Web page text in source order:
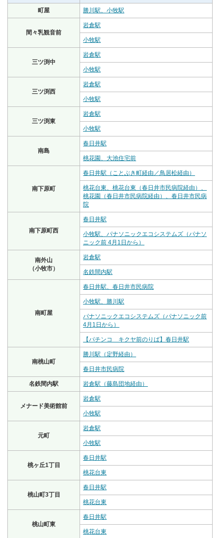
町屋 勝川駅、小牧駅
間々乳観音前
岩倉駅
小牧駅
三ツ渕中
岩倉駅
小牧駅
三ツ渕西
岩倉駅
小牧駅
三ツ渕東
岩倉駅
小牧駅
南島
春日井駅
桃花園、大池住宅前
南下原町
春日井駅（ことぶき町経由／鳥居松経由）
桃花台東、桃花台東（春日井市民病院経由）、
桃花園（春日井市民病院経由）、春日井市民病
院
南下原町西
春日井駅
小牧駅、パナソニックエコシステムズ（パナソ
ニック前 4月1日から）
南外山
（小牧市）
岩倉駅
名鉄間内駅
南町屋
春日井駅、春日井市民病院
小牧駅、勝川駅
パナソニックエコシステムズ（パナソニック前
4月1日から）
【パチンコ キクヤ前のりば】春日井駅
南桃山町
勝川駅（定野経由）
春日井市民病院
名鉄間内駅 岩倉駅（藤島団地経由）
メナード美術館前
岩倉駅
小牧駅
元町
岩倉駅
小牧駅
桃ヶ丘1丁目
春日井駅
桃花台東
桃山町3丁目
春日井駅
桃花台東
桃山町東
春日井駅
桃花台東